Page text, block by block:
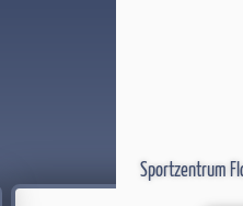
Sportzentrum